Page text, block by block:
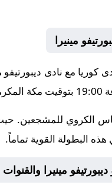
مينيرا
الكروي للمشجعين.
البطولة القوية تماماً.
مينيرا والقنوات